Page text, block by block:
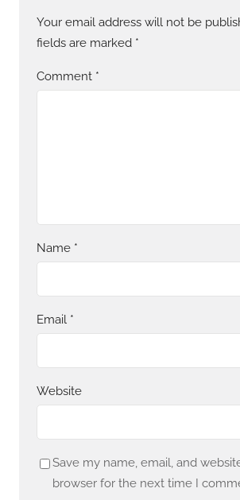
Your email address will not be
fields are marked *
Comment *
Name *
Email *
Website
Save my name, email, and
browser for the next time I